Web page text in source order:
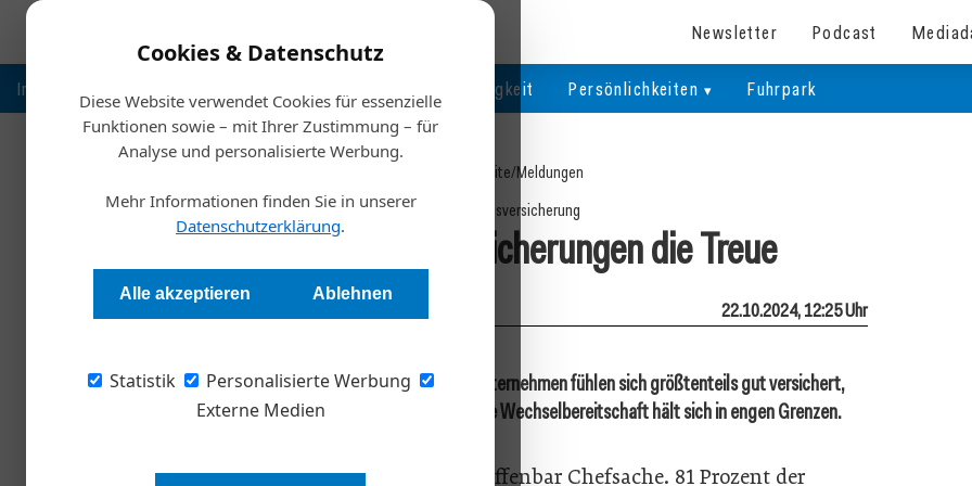
Cookies & Datenschutz
Diese Website verwendet Cookies für essenzielle
Funktionen sowie – mit Ihrer Zustimmung – für
Analyse und personalisierte Werbung.
Mehr Informationen finden Sie in unserer
Datenschutzerklärung.
Alle akzeptieren Ablehnen
Statistik
Personalisierte Werbung
Externe Medien
Newsletter Podcast
Inspiration Nachhaltigkeit Persönlichkeiten Fuhrpark
Startseite/Meldungen
Betriebsversicherung
KMU halten Versicherungen die Treue
Stefan Böck 22.10.2024, 12:25 Uhr
Unsere aktuelle Umfrage zeigt: Österreichs Unternehmen fühlen sich größtenteils gut versichert,
legen aber Wert auf persönliche Betreuung. Die Wechselbereitschaft hält sich in engen Grenzen.
Versicherungen sind in Österreich offenbar Chefsache. 81 Prozent der